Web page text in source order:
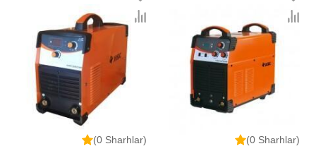
(0 Sharhlar)
(0 Sharhlar)